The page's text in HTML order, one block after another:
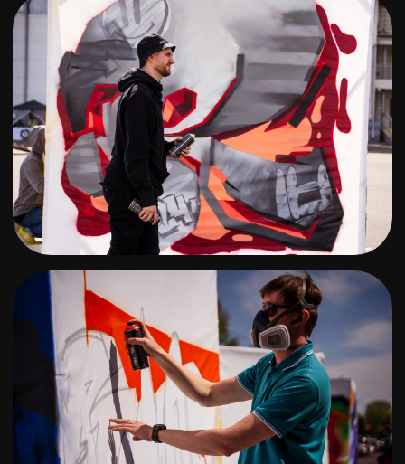
КУПИТЬБИЛЕТЫ
День открытия Red ink 2026 Первый
день фестиваля.
Входной билет на 9 мая (1
день)
КУПИТЬ
2.000 руб.
Два дня фестиваля. Максимальный уровень. Без
ограничений. Этот билет даёт доступ ко всей
программе фестиваля.
3.500 руб.
Главный билет
КУПИТЬ